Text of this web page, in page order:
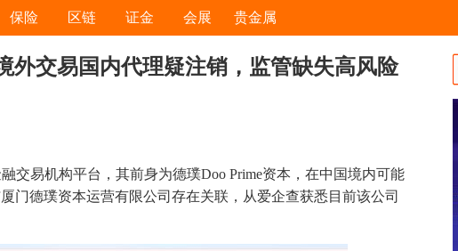
保险 区链 证金 会展 贵金属
外交易国内代理疑注销，监管缺失高风险
交易机构平台，其前身为德璞Doo Prime资本，在中国境内可能
门德璞资本运营有限公司存在关联，从爱企查获悉目前该公司